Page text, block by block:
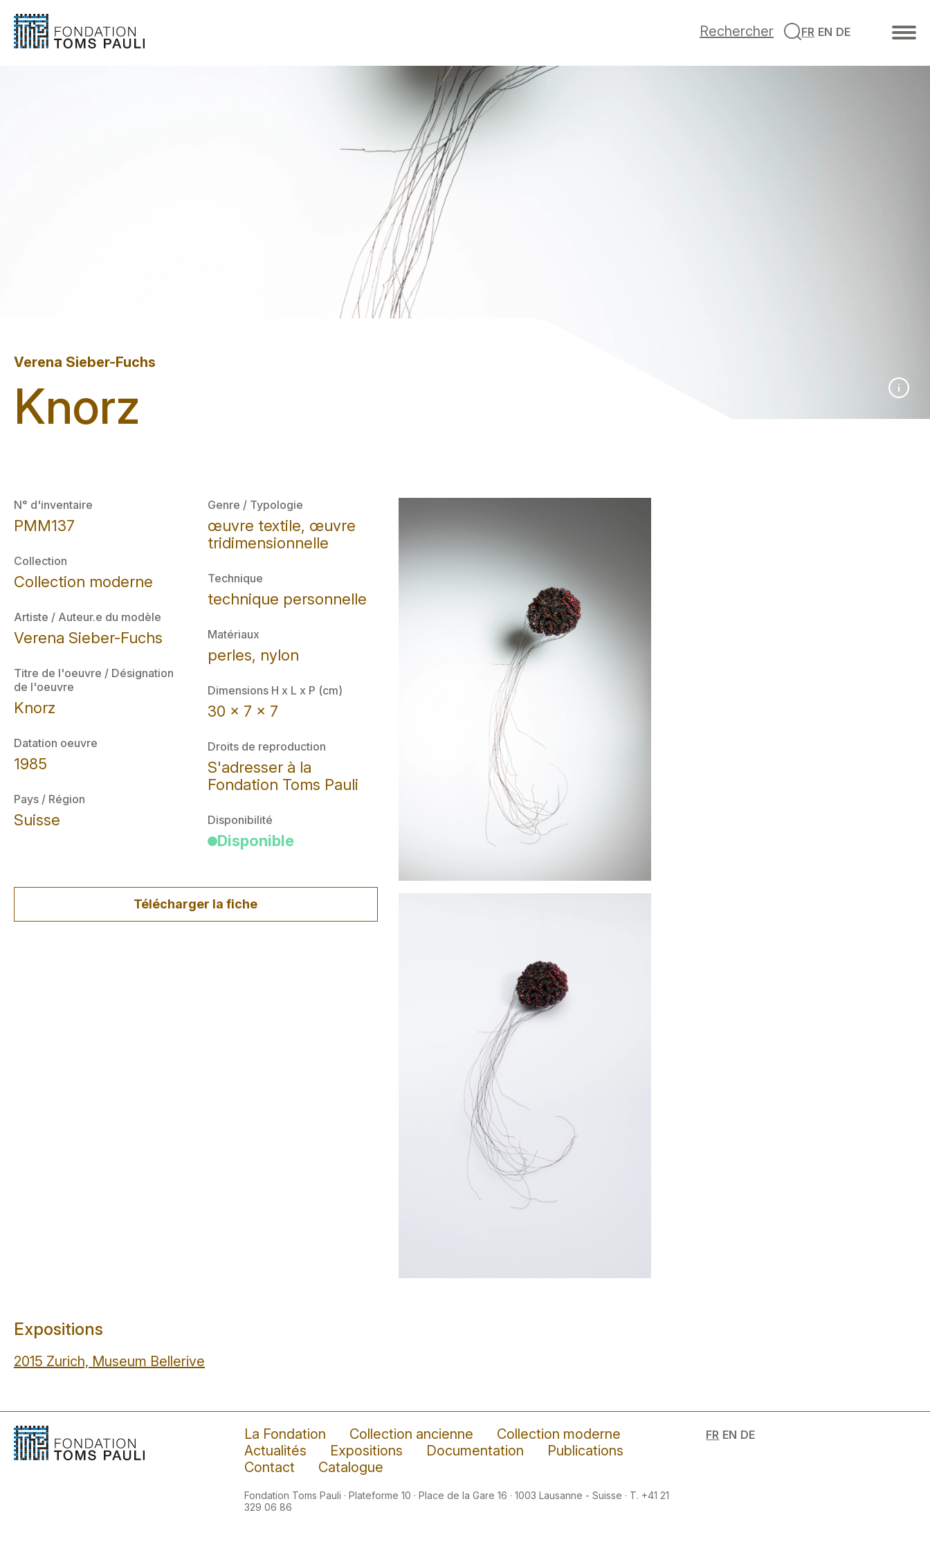
Rechercher FR EN DE
Verena Sieber-Fuchs
Knorz
N° d'inventaire
PMM137
Collection
Collection moderne
Artiste / Auteur.e du modèle
Verena Sieber-Fuchs
Titre de l'oeuvre / Désignation
de l'oeuvre
Knorz
Datation oeuvre
1985
Pays / Région
Suisse
Genre / Typologie
œuvre textile, œuvre
tridimensionnelle
Technique
technique personnelle
Matériaux
perles, nylon
Dimensions H x L x P (cm)
30 x 7 x 7
Droits de reproduction
S'adresser à la
Fondation Toms Pauli
Disponibilité
Disponible
Télécharger la fiche
Expositions
2015 Zurich, Museum Bellerive
La Fondation Collection ancienne
Collection moderne
Actualités
Expositions Documentation
Publications
Contact
Catalogue
Fondation Toms Pauli · Plateforme 10 · Place de la Gare 16 · 1003 Lausanne - Suisse · T. +41 21
329 06 86
FR EN DE